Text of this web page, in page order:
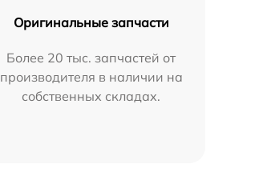
Оригинальные запчасти
Более 20 тыс. запчастей от
производителя в наличии на
собственных складах.